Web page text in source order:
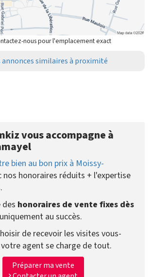
nous pour l'emplacement exact
similaires à proximité
vous accompagne à
bien au bon prix à Moissy-
nos honoraires réduits + l'expertise
honoraires de vente fixes dès
au succès.
de recevoir les visites vous-
agent se charge de tout.
Préparer ma vente